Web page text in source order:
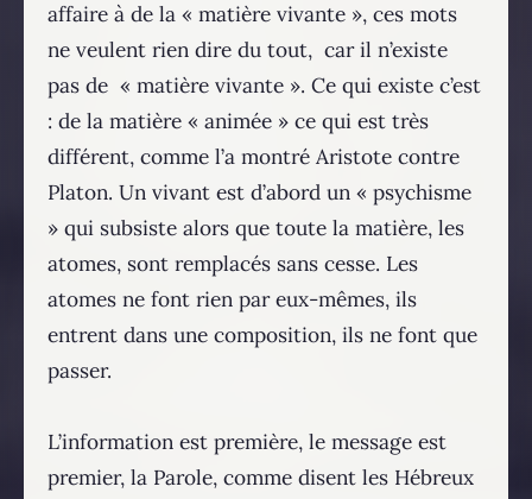
affaire à de la « matière vivante », ces mots
ne veulent rien dire du tout, car il n’existe
pas de « matière vivante ». Ce qui existe c’est
: de la matière « animée » ce qui est très
différent, comme l’a montré Aristote contre
Platon. Un vivant est d’abord un « psychisme
» qui subsiste alors que toute la matière, les
atomes, sont remplacés sans cesse. Les
atomes ne font rien par eux-mêmes, ils
entrent dans une composition, ils ne font que
passer.
L’information est première, le message est
premier, la Parole, comme disent les Hébreux